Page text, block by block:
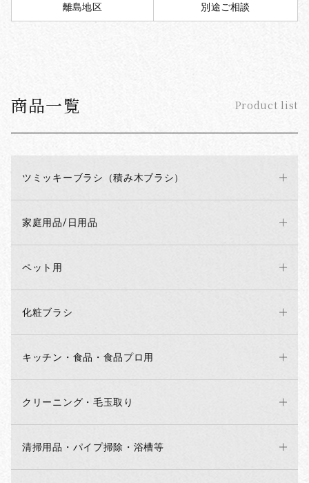
商品一覧 Product list
ツミッキーブラシ（積み木ブラシ）
家庭用品/日用品
ペット用
化粧ブラシ
キッチン・食品・食品プロ用
クリーニング・毛玉取り
清掃用品・パイプ掃除・浴槽等
離島地区 別途ご相談